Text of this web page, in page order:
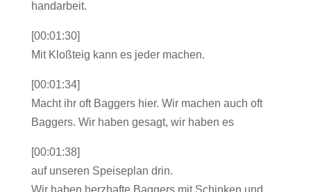
handarbeit.
[00:01:30]
Mit Kloßteig kann es jeder machen.
[00:01:34]
Macht ihr oft Baggers hier. Wir machen auch oft
Baggers. Wir haben gesagt, wir haben es
[00:01:38]
auf unseren Speiseplan drin.
Wir haben herzhafte Baggers mit Schinken und